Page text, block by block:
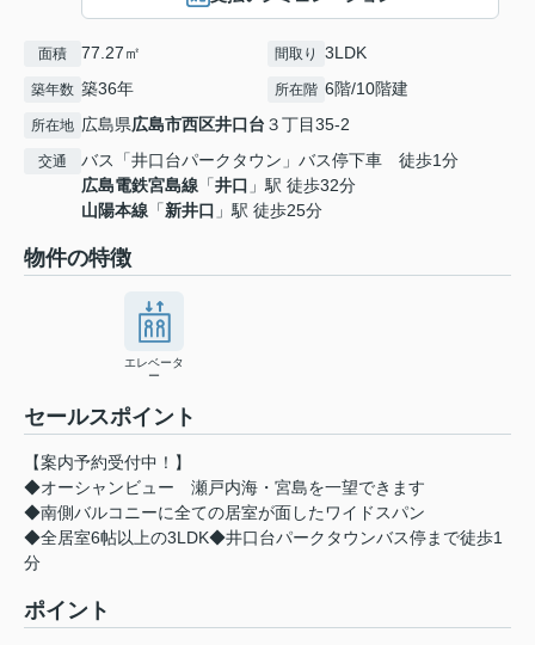
面積 77.27㎡ 間取り 3LDK
築年数 築36年 所在階 6階/10階建
所在地 広島県広島市西区井口台 ３丁目35-2
交通
バス「井口台パークタウン」バス停下車 徒歩1分
広島電鉄宮島線 「井口 」駅 徒歩32分
山陽本線 「新井口 」駅 徒歩25分
物件の特徴
エレベータ
ー
セールスポイント
【案内予約受付中！】
◆オーシャンビュー 瀬戸内海・宮島を一望できます
◆南側バルコニーに全ての居室が面したワイドスパン
◆全居室6帖以上の3LDK◆井口台パークタウンバス停まで徒歩1
分
ポイント